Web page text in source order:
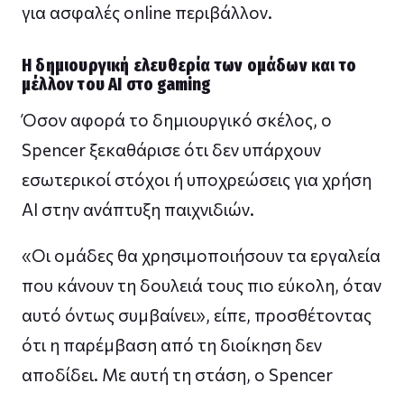
για ασφαλές online περιβάλλον.
Η δημιουργική ελευθερία των ομάδων και το
μέλλον του AI στο gaming
Όσον αφορά το δημιουργικό σκέλος, ο
Spencer ξεκαθάρισε ότι δεν υπάρχουν
εσωτερικοί στόχοι ή υποχρεώσεις για χρήση
AI στην ανάπτυξη παιχνιδιών.
«Οι ομάδες θα χρησιμοποιήσουν τα εργαλεία
που κάνουν τη δουλειά τους πιο εύκολη, όταν
αυτό όντως συμβαίνει», είπε, προσθέτοντας
ότι η παρέμβαση από τη διοίκηση δεν
αποδίδει. Με αυτή τη στάση, ο Spencer